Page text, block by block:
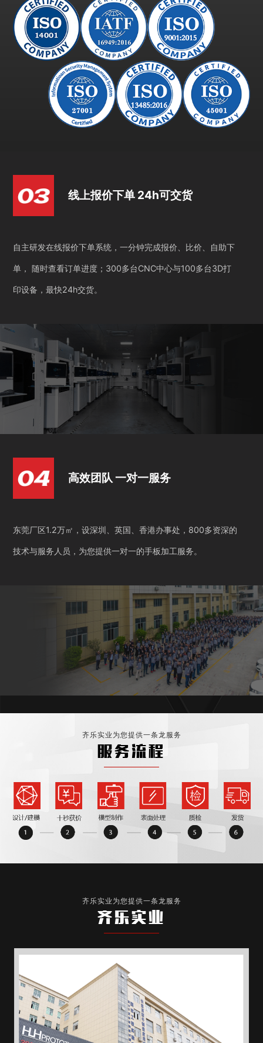
线上报价下单 24h可交货
自主研发在线报价下单系统，一分钟完成报价、比价、自助下
单， 随时查看订单进度；300多台CNC中心与100多台3D打
印设备，最快24h交货。
高效团队 一对一服务
东莞厂区1.2万㎡，设深圳、英国、香港办事处，800多资深的
技术与服务人员，为您提供一对一的手板加工服务。
齐乐实业为您提供一条龙服务
服务流程
齐乐实业为您提供一条龙服务
齐乐实业